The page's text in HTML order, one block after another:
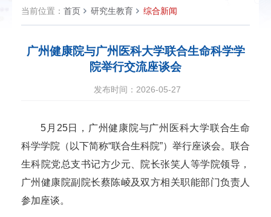
当前位置： 首页 研究生教育 综合新闻
广州健康院与广州医科大学联合生命科学学
院举行交流座谈会
发布时间：2026-05-27
5月25日，广州健康院与广州医科大学联合生命
科学学院（以下简称“联合生科院”）举行座谈会。联合
生科院党总支书记方少元、院长张笑人等学院领导，
广州健康院副院长蔡陈崚及双方相关职能部门负责人
参加座谈。